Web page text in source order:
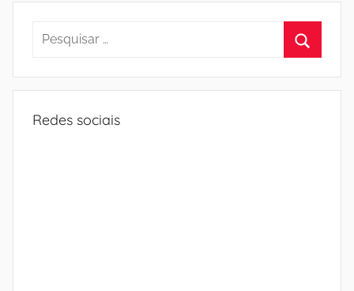
Pesquisar
Redes sociais